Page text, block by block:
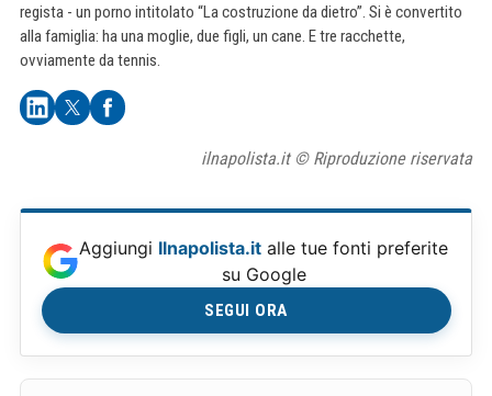
regista - un porno intitolato “La costruzione da dietro”. Si è convertito
alla famiglia: ha una moglie, due figli, un cane. E tre racchette,
ovviamente da tennis.
ilnapolista.it © Riproduzione riservata
Aggiungi Ilnapolista.it alle tue fonti preferite
su Google
SEGUI ORA